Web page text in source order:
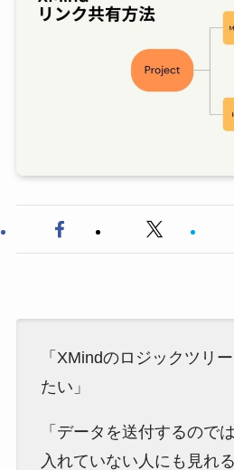
「XMindのロジックツリ
たい」
「データを送付するので
入れていない人にも見れ